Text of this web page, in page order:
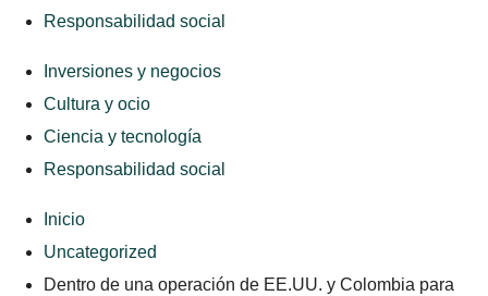
Responsabilidad social
Inversiones y negocios
Cultura y ocio
Ciencia y tecnología
Responsabilidad social
Inicio
Uncategorized
Dentro de una operación de EE.UU. y Colombia para